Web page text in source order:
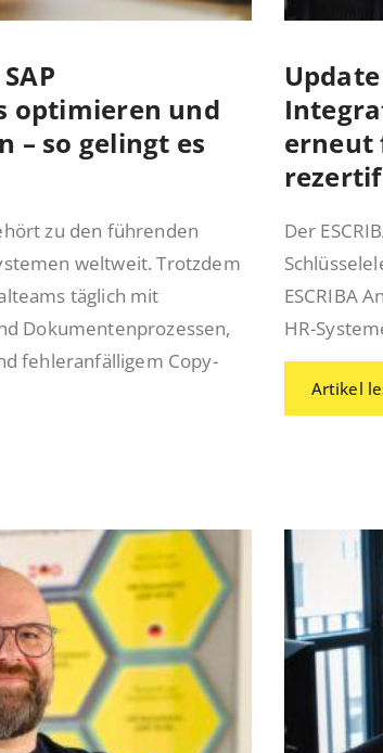
optimieren und
– so gelingt es
zu den führenden
weltweit. Trotzdem
täglich mit
Dokumentenprozessen,
fehleranfälligem Copy-
Update
erneut
Der
ESCRIBA
HR-
Artikel